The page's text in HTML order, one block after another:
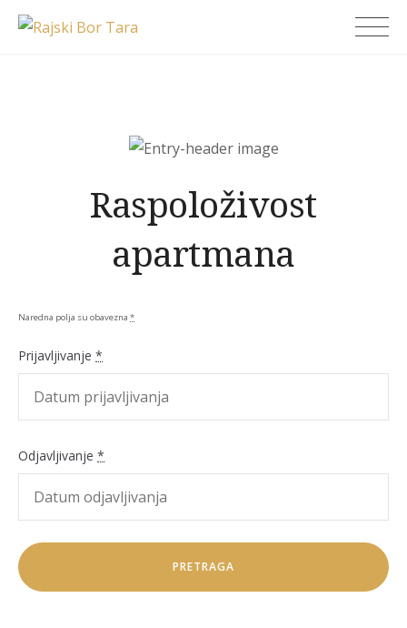
Skip
Raspoloživost
apartmana
Naredna polja su obavezna *
Prijavljivanje *
Odjavljivanje *